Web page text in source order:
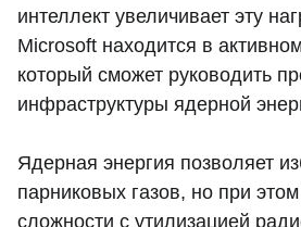
интеллект увеличивает эту
Microsoft находится в
который сможет руководить
инфраструктуры ядерной
Ядерная энергия позволяет
парниковых газов, но при
сложности с утилизацией